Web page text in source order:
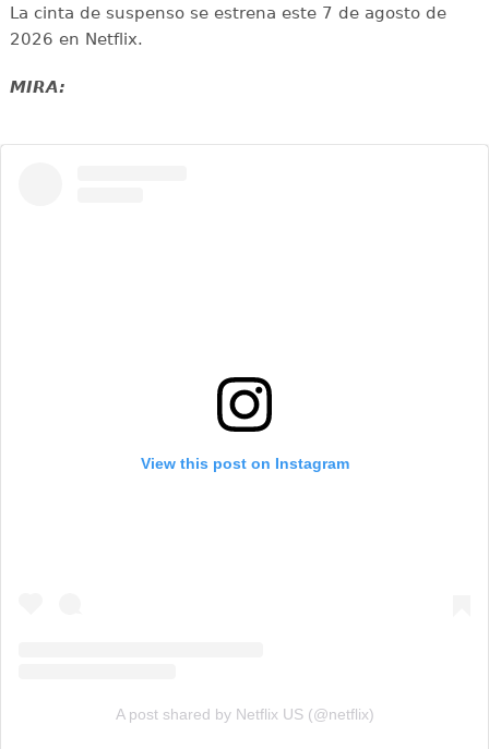
La cinta de suspenso se estrena este 7 de agosto de
2026 en Netflix.
MIRA:
View this post on Instagram
A post shared by Netflix US (@netflix)